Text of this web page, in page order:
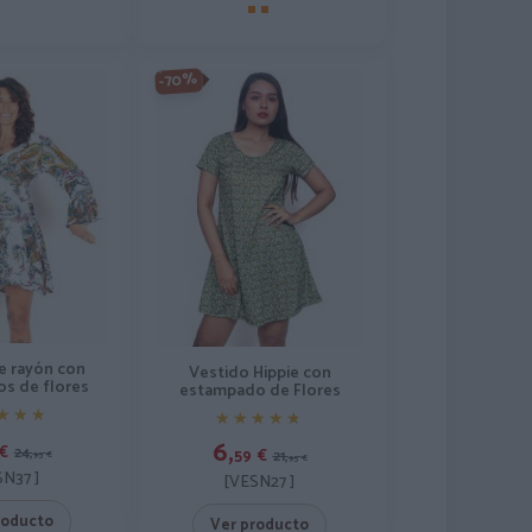
rayón con
de flores
€ 24,95 €
]
-70%
Vestido Hippie con
estampado de Flores
★★★★★
★★★★★
6,59 € 21,95 €
[VESN27 ]
Ver producto